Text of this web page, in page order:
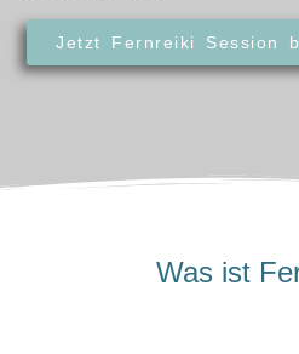
Jetzt Fernreiki Session
Was ist